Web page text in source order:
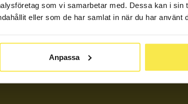
som vi samarbetar med. Dessa kan i sin
eller som de har samlat in när du har använt
Anpassa